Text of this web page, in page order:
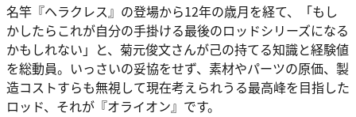
名竿『ヘラクレス』の登場から12年の歳月を経て、「もし
かしたらこれが自分の手掛ける最後のロッドシリーズになる
かもしれない」と、菊元俊文さんが己の持てる知識と経験値
を総動員。いっさいの妥協をせず、素材やパーツの原価、製
造コストすらも無視して現在考えられうる最高峰を目指した
ロッド、それが『オライオン』です。